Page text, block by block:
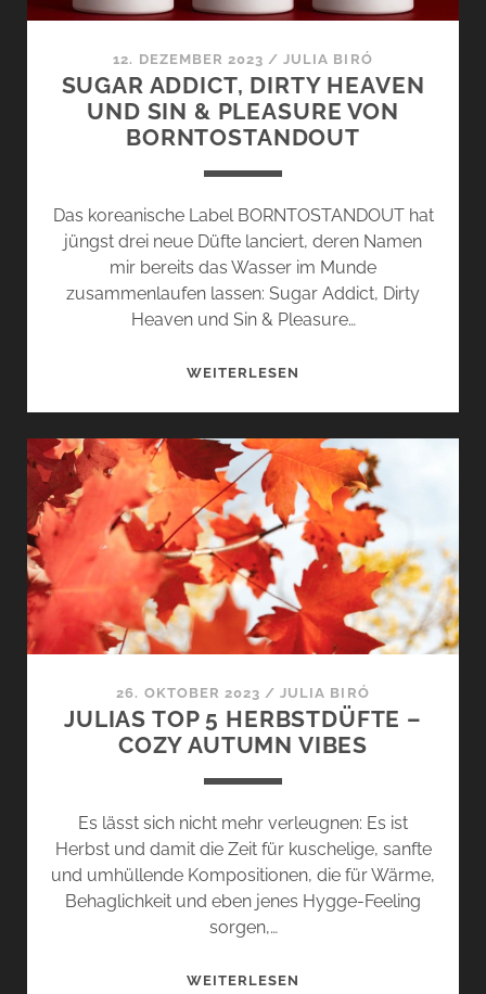
12. DEZEMBER 2023 /JULIA BIRÓ
SUGAR ADDICT, DIRTY HEAVEN
UND SIN & PLEASURE VON
BORNTOSTANDOUT
Das koreanische Label BORNTOSTANDOUT hat
jüngst drei neue Düfte lanciert, deren Namen
mir bereits das Wasser im Munde
zusammenlaufen lassen: Sugar Addict, Dirty
Heaven und Sin & Pleasure…
WEITERLESEN
HEAVEN
UND
SIN
&
PLEASURE
VON
BORNTOSTANDOUT
26. OKTOBER 2023 /JULIA BIRÓ
JULIAS TOP 5 HERBSTDÜFTE –
COZY AUTUMN VIBES
Es lässt sich nicht mehr verleugnen: Es ist
Herbst und damit die Zeit für kuschelige, sanfte
und umhüllende Kompositionen, die für Wärme,
Behaglichkeit und eben jenes Hygge-Feeling
sorgen,…
WEITERLESEN